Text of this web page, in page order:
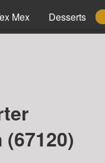
Mex Desserts